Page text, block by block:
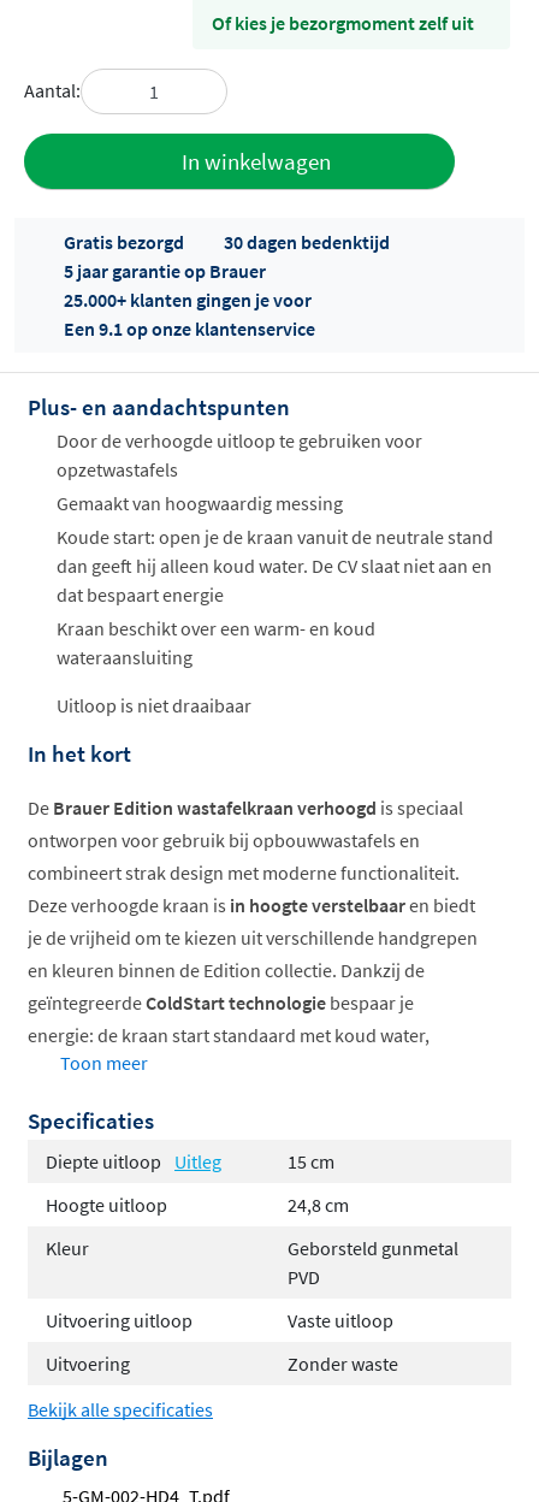
Of kies je bezorgmoment zelf uit
Aantal:
In winkelwagen
Offertes
ophalen...
Gratis bezorgd
30 dagen bedenktijd
5 jaar garantie op Brauer
25.000+ klanten gingen je voor
Een 9.1 op onze klantenservice
Plus- en aandachtspunten
Door de verhoogde uitloop te gebruiken voor
opzetwastafels
Gemaakt van hoogwaardig messing
Koude start: open je de kraan vanuit de neutrale stand
dan geeft hij alleen koud water. De CV slaat niet aan en
dat bespaart energie
Kraan beschikt over een warm- en koud
wateraansluiting
Uitloop is niet draaibaar
In het kort
De Brauer Edition wastafelkraan verhoogd is speciaal
ontworpen voor gebruik bij opbouwwastafels en
combineert strak design met moderne functionaliteit.
Deze verhoogde kraan is in hoogte verstelbaaren biedt
je de vrijheid om te kiezen uit verschillende handgrepen
en kleuren binnen de Edition collectie. Dankzij de
geïntegreerdeColdStart technologie bespaar je
energie: de kraan start standaard met koud water,
waardoor je alleen warm water gebruikt wanneer je dit
Geschikt voor opbouwwastafels
Verkrijgbaar in diverse kleuren
Keuze uit vijf handgreepmodellen
Strak en tijdloos design
Het verhoogde model met I-uitloop past perfect bij
uitstraling. De strakke lijnen en het tijdloze ontwerp
zorgen ervoor dat deze kraan jarenlang mooi blijft en bij
Toon meer
Specificaties
Diepte uitloop Uitleg
15 cm
Hoogte uitloop
24,8 cm
Kleur
Geborsteld gunmetal
PVD
Uitvoering uitloop
Vaste uitloop
Uitvoering
Zonder waste
Bekijk alle specificaties
Bijlagen
5-GM-002-HD4_T.pdf